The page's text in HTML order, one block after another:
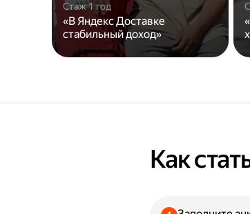
Стаж 1 год
«В Яндекс Доставке
стабильный доход»
Как